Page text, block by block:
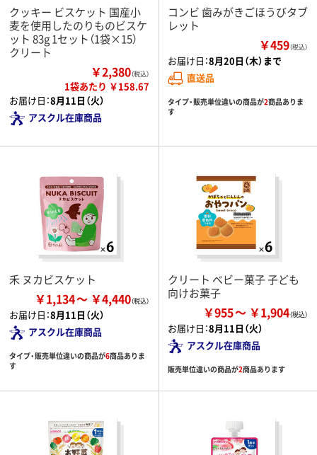
クッキー ビスケット 国産小
麦を使用したのりものビスケ
ット 83g 1セット（1袋×15）
クリート
￥2,380（税込）
1袋あたり ￥158.67
お届け日：8月11日（火）
アスクル在庫商品
コンビ 歯みがきごほうびタブ
レット
￥459（税込）
お届け日：8月20日（木）まで
直送品
タイプ・販売単位違いの商品が2商品ありま
す
禾 ヌカビスケット
￥1,134 ￥4,440
お届け日：8月11日（火）
アスクル在庫商品
タイプ・販売単位違いの商品が6商品ありま
す
クリート ベビー菓子 子ども
向けお菓子
￥955 ￥1,904
お届け日：8月11日（火）
アスクル在庫商品
販売単位違いの商品が2商品あります